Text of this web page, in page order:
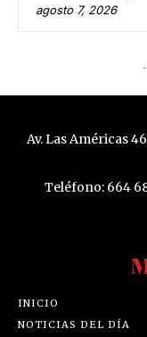
agosto 7, 2026
Av. Las Américas
Teléfono: 664
INICIO
NOTICIAS DEL DÍA